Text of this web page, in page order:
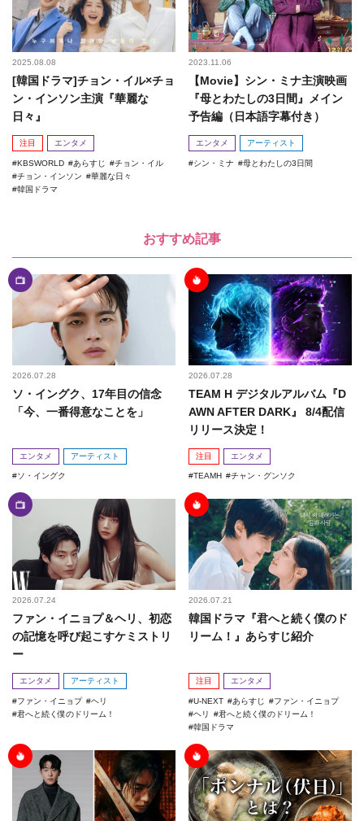
2025.08.08
[韓国ドラマ]チョン・イル×チョ
ン・インソン主演『華麗な
日々』
注目 エンタメ
KBSWORLD あらすじ
チョン・イル
チョン・インソン
華麗な日々
韓国ドラマ
2023.11.06
【Movie】シン・ミナ主演映画
『母とわたしの3日間』メイン
予告編（日本語字幕付き）
エンタメ アーティスト
シン・ミナ 母とわたしの3日間
おすすめ記事
2026.07.28
ソ・イングク、17年目の信念
「今、一番得意なことを」
エンタメ アーティスト
ソ・イングク
2026.07.28
TEAM H デジタルアルバム『D
AWN AFTER DARK』 8/4配信
リリース決定！
注目 エンタメ
TEAMH チャン・グンソク
2026.07.24
ファン・イニョプ＆ヘリ、初恋
の記憶を呼び起こすケミストリ
ー
エンタメ アーティスト
ファン・イニョプ
ヘリ
君へと続く僕のドリーム！
2026.07.21
韓国ドラマ『君へと続く僕のド
リーム！』あらすじ紹介
注目 エンタメ
U-NEXT あらすじ
ファン・イニョプ
ヘリ
君へと続く僕のドリーム！
韓国ドラマ